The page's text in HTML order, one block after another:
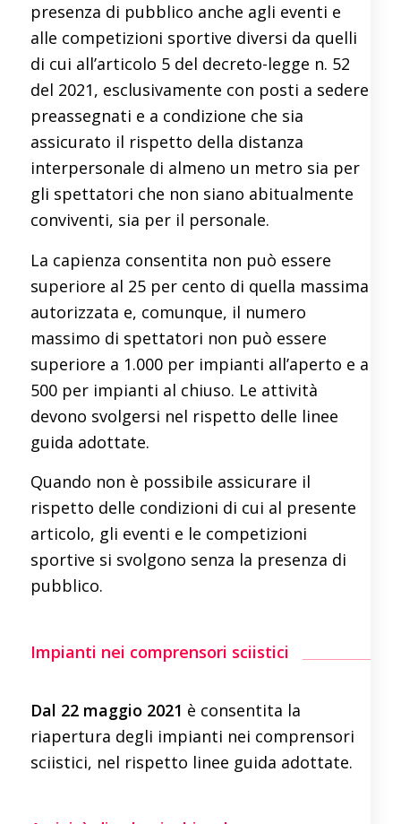
presenza di pubblico anche agli eventi e
alle competizioni sportive diversi da quelli
di cui all’articolo 5 del decreto-legge n. 52
del 2021, esclusivamente con posti a sedere
preassegnati e a condizione che sia
assicurato il rispetto della distanza
interpersonale di almeno un metro sia per
gli spettatori che non siano abitualmente
conviventi, sia per il personale.
La capienza consentita non può essere
superiore al 25 per cento di quella massima
autorizzata e, comunque, il numero
massimo di spettatori non può essere
superiore a 1.000 per impianti all’aperto e a
500 per impianti al chiuso. Le attività
devono svolgersi nel rispetto delle linee
guida adottate.
Quando non è possibile assicurare il
rispetto delle condizioni di cui al presente
articolo, gli eventi e le competizioni
sportive si svolgono senza la presenza di
pubblico.
Impianti nei comprensori sciistici
Dal 22 maggio 2021 è consentita la
riapertura degli impianti nei comprensori
sciistici, nel rispetto linee guida adottate.